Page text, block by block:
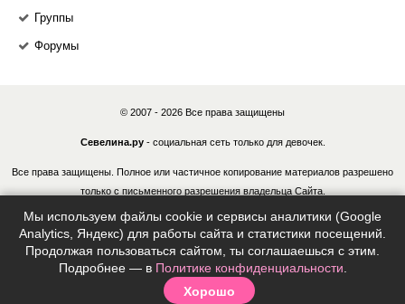
Группы
Форумы
© 2007 - 2026 Все права защищены
Севелина.ру- социальная сеть только для девочек.
Все права защищены. Полное или частичное копирование материалов разрешено
только с письменного разрешения владельца Сайта.
В случае обнаружения нарушений, виновные лица могут быть привлечены к
ответственности в соответствии с действующим законодательством Российской
Федерации.
Согласие на обработку ПДн
Мы используем файлы cookie и сервисы аналитики (Google
Analytics, Яндекс) для работы сайта и статистики посещений.
Продолжая пользоваться сайтом, ты соглашаешься с этим.
Подробнее — в Политике конфиденциальности
Хорошо